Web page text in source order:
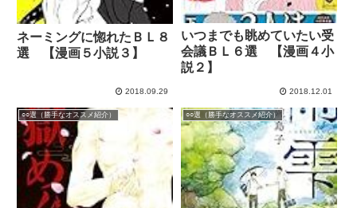
ネーミングに惚れたＢＬ８
選 【漫画５小説３】
2018.09.29
いつまでも眺めていたい受
会議ＢＬ６選 【漫画４小
説２】
2018.12.01
○○選（勝手なオススメ紹介） ○○選（勝手なオススメ紹介）